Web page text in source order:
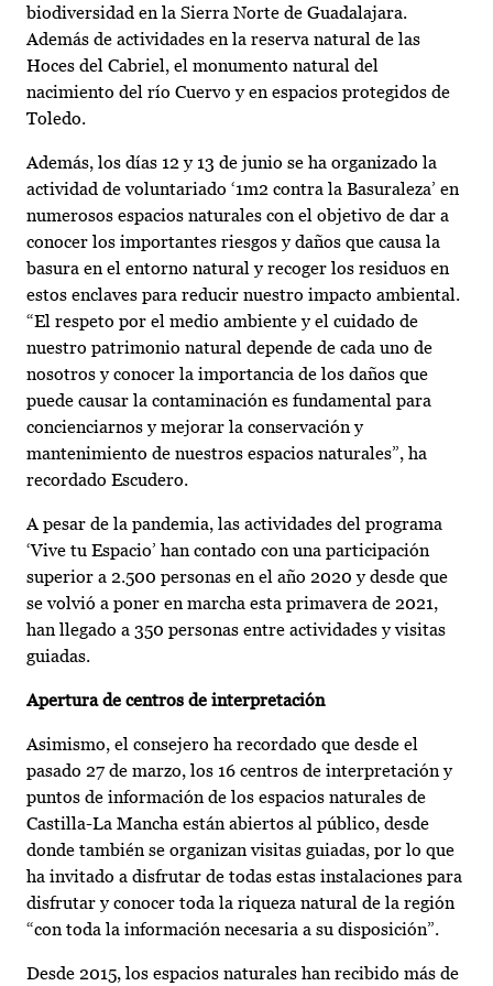
biodiversidad en la Sierra Norte de Guadalajara.
Además de actividades en la reserva natural de las
Hoces del Cabriel, el monumento natural del
nacimiento del río Cuervo y en espacios protegidos de
Toledo.
Además, los días 12 y 13 de junio se ha organizado la
actividad de voluntariado ‘1m2 contra la Basuraleza’ en
numerosos espacios naturales con el objetivo de dar a
conocer los importantes riesgos y daños que causa la
basura en el entorno natural y recoger los residuos en
estos enclaves para reducir nuestro impacto ambiental.
“El respeto por el medio ambiente y el cuidado de
nuestro patrimonio natural depende de cada uno de
nosotros y conocer la importancia de los daños que
puede causar la contaminación es fundamental para
concienciarnos y mejorar la conservación y
mantenimiento de nuestros espacios naturales”, ha
recordado Escudero.
A pesar de la pandemia, las actividades del programa
‘Vive tu Espacio’ han contado con una participación
superior a 2.500 personas en el año 2020 y desde que
se volvió a poner en marcha esta primavera de 2021,
han llegado a 350 personas entre actividades y visitas
guiadas.
Apertura de centros de interpretación
Asimismo, el consejero ha recordado que desde el
pasado 27 de marzo, los 16 centros de interpretación y
puntos de información de los espacios naturales de
Castilla-La Mancha están abiertos al público, desde
donde también se organizan visitas guiadas, por lo que
ha invitado a disfrutar de todas estas instalaciones para
disfrutar y conocer toda la riqueza natural de la región
“con toda la información necesaria a su disposición”.
Desde 2015, los espacios naturales han recibido más de